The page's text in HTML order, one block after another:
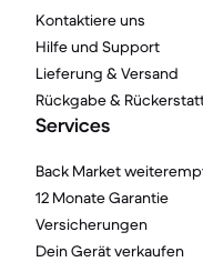
Kontaktiere uns
Hilfe und Support
Lieferung & Versand
Rückgabe &
Services
Back Market
12 Monate Garantie
Versicherungen
Dein Gerät verkaufen